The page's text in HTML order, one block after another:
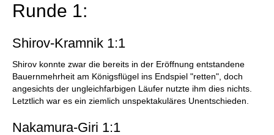
Runde 1:
Shirov-Kramnik 1:1
Shirov konnte zwar die bereits in der Eröffnung entstandene
Bauernmehrheit am Königsflügel ins Endspiel "retten", doch
angesichts der ungleichfarbigen Läufer nutzte ihm dies nichts.
Letztlich war es ein ziemlich unspektakuläres Unentschieden.
Nakamura-Giri 1:1